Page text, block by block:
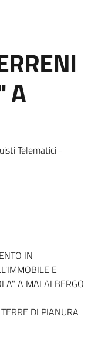
A
Telematici -
IN
E
A MALALBERGO
DI PIANURA